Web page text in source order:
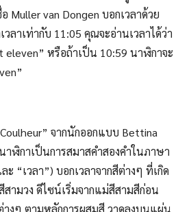
Muller van Dongen บอกเวลาด้วย
วลาเท่ากับ 11:05 คุณจะอ่านเวลาได้ว่า
eleven” หรือถ้าเป็น 10:59 นาฬิกาจะ
จากนักออกแบบ Bettina
าฬิกาเป็นการสมาสคำสองคำในภาษา
“เวลา”) บอกเวลาจากสีต่างๆ ที่เกิด
สามวง ดีไซน์เริ่มจากแม่สีสามสีก่อน
งๆ ตามหลักการผสมสี วาดลงบนแผ่น